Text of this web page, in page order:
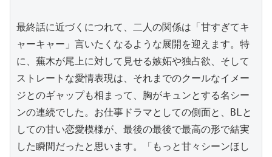
最終話に近づくにつれて、二人の関係は「甘すぎてキ
ャーキャー」言いたくなるような展開を迎えます。特
に、蕪木が尾上に対して見せる嫉妬や独占欲、そして
ストレートな愛情表現は、それまでのクールなイメー
ジとのギャップも相まって、胸がキュンとする名シー
ンの連続でした。お仕事ドラマとしての側面と、BLと
しての甘い恋愛模様が、最後の最後で最高の形で結実
した瞬間だったと思います。「もっと甘々シーンほし